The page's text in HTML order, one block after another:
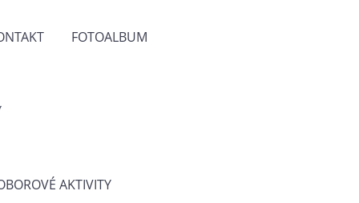
FOTOALBUM
AKTIVITY